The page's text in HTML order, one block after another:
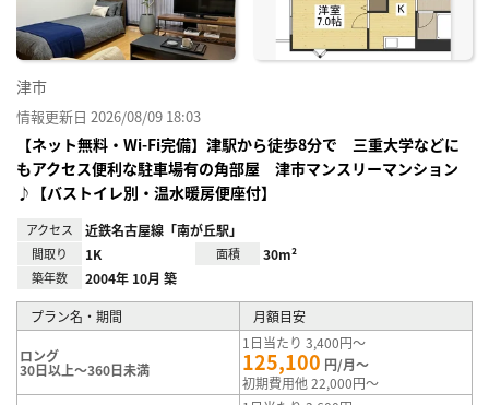
津市
情報更新日 2026/08/09 18:03
【ネット無料・Wi-Fi完備】津駅から徒歩8分で 三重大学などに
もアクセス便利な駐車場有の角部屋 津市マンスリーマンション
♪【バストイレ別・温水暖房便座付】
アクセス 近鉄名古屋線「南が丘駅」
間取り 1K 面積 30m²
築年数 2004年 10月 築
プラン名・期間 月額目安
ロング
30日以上～360日未満
1日当たり 3,400円～
125,100 円/月～
初期費用他 22,000円～